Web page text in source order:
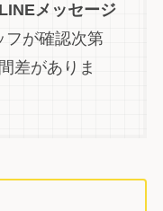
メッセージ
フが確認次第
差がありま